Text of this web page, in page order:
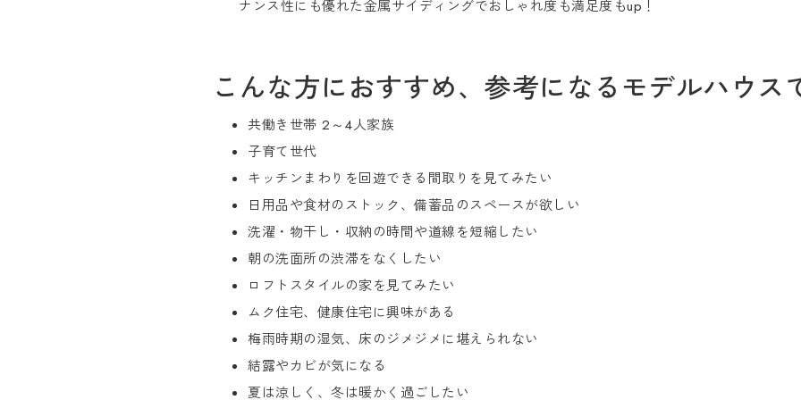
ナンス性にも優れた金属サイディングでおしゃれ度も満足度もup！
こんな方におすすめ、参考になるモデルハウス
共働き世帯 2～4人家族
子育て世代
キッチンまわりを回遊できる間取りを見てみたい
日用品や食材のストック、備蓄品のスペースが欲しい
洗濯・物干し・収納の時間や道線を短縮したい
朝の洗面所の渋滞をなくしたい
ロフトスタイルの家を見てみたい
ムク住宅、健康住宅に興味がある
梅雨時期の湿気、床のジメジメに堪えられない
結露やカビが気になる
夏は涼しく、冬は暖かく過ごしたい